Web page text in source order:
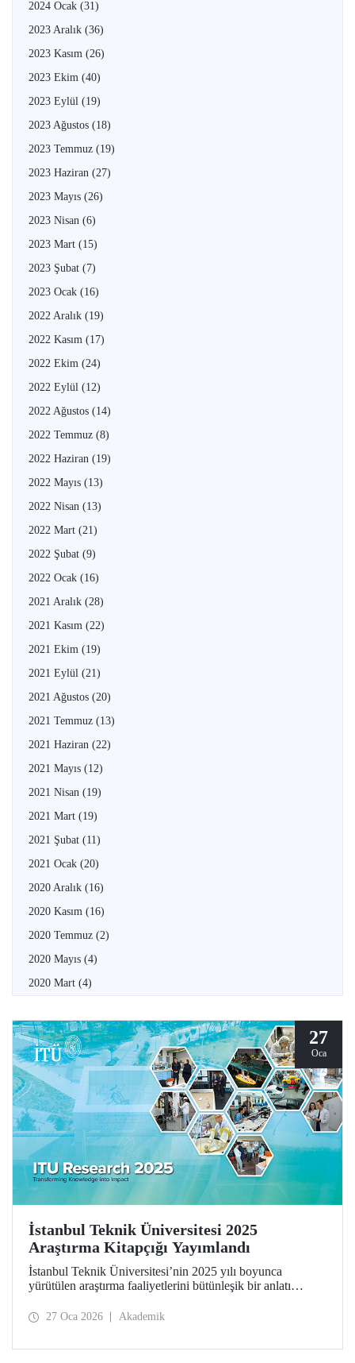
2024 Ocak (31)
2023 Aralık (36)
2023 Kasım (26)
2023 Ekim (40)
2023 Eylül (19)
2023 Ağustos (18)
2023 Temmuz (19)
2023 Haziran (27)
2023 Mayıs (26)
2023 Nisan (6)
2023 Mart (15)
2023 Şubat (7)
2023 Ocak (16)
2022 Aralık (19)
2022 Kasım (17)
2022 Ekim (24)
2022 Eylül (12)
2022 Ağustos (14)
2022 Temmuz (8)
2022 Haziran (19)
2022 Mayıs (13)
2022 Nisan (13)
2022 Mart (21)
2022 Şubat (9)
2022 Ocak (16)
2021 Aralık (28)
2021 Kasım (22)
2021 Ekim (19)
2021 Eylül (21)
2021 Ağustos (20)
2021 Temmuz (13)
2021 Haziran (22)
2021 Mayıs (12)
2021 Nisan (19)
2021 Mart (19)
2021 Şubat (11)
2021 Ocak (20)
2020 Aralık (16)
2020 Kasım (16)
2020 Temmuz (2)
2020 Mayıs (4)
2020 Mart (4)
27
Oca
İstanbul Teknik Üniversitesi 2025
Araştırma Kitapçığı Yayımlandı
İstanbul Teknik Üniversitesi’nin 2025 yılı boyunca
yürütülen araştırma faaliyetlerini bütünleşik bir anlatı
2025 Araştırma Kitapçığı (ITU Research 2025)
27 Oca 2026 Akademik